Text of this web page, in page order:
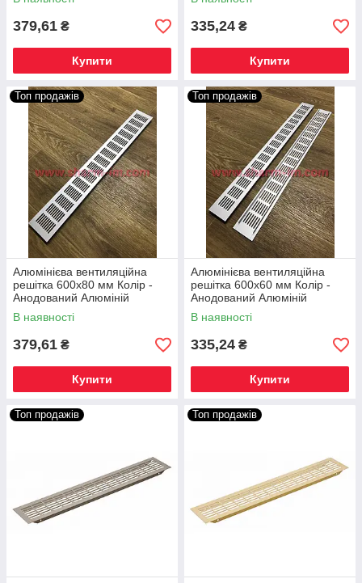
379,61 ₴
Купити
335,24 ₴
Купити
Топ продажів
Алюмінієва вентиляційна
решітка 600х80 мм Колір -
Анодований Алюміній
В наявності
379,61 ₴
Купити
Топ продажів
Алюмінієва вентиляційна
решітка 600х60 мм Колір -
Анодований Алюміній
В наявності
335,24 ₴
Купити
Топ продажів Топ продажів